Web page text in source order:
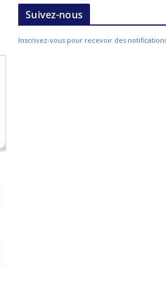
Suivez-nous
Inscrivez-vous pour recevoir des